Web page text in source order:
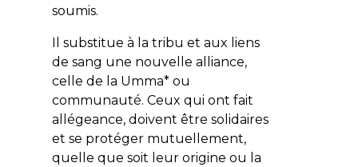
soumis.
Il substitue à la tribu et aux liens
de sang une nouvelle alliance,
celle de la Umma* ou
communauté. Ceux qui ont fait
allégeance, doivent être solidaires
et se protéger mutuellement,
quelle que soit leur origine ou la